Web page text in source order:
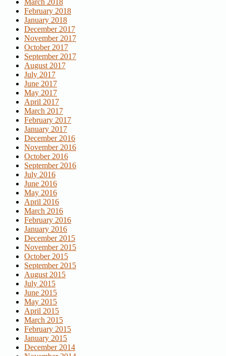
March 2018
February 2018
January 2018
December 2017
November 2017
October 2017
September 2017
August 2017
July 2017
June 2017
May 2017
April 2017
March 2017
February 2017
January 2017
December 2016
November 2016
October 2016
September 2016
July 2016
June 2016
May 2016
April 2016
March 2016
February 2016
January 2016
December 2015
November 2015
October 2015
September 2015
August 2015
July 2015
June 2015
May 2015
April 2015
March 2015
February 2015
January 2015
December 2014